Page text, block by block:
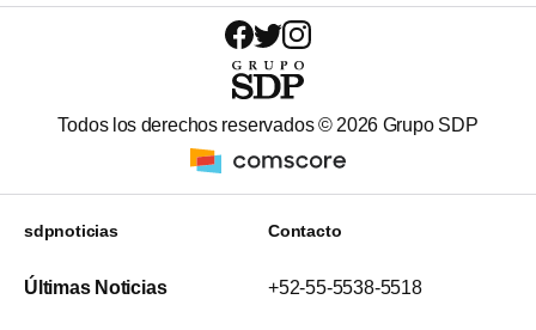
Todos los derechos reservados © 2026 Grupo SDP
sdpnoticias
Últimas Noticias
Contacto
+52-55-5538-5518